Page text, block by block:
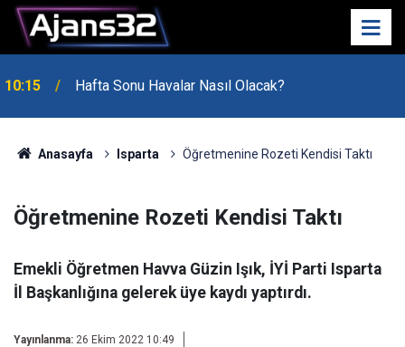
10:15 Hafta Sonu Havalar Nasıl Olacak?
Anasayfa Isparta Öğretmenine Rozeti Kendisi Taktı
Öğretmenine Rozeti Kendisi Taktı
Emekli Öğretmen Havva Güzin Işık, İYİ Parti Isparta
İl Başkanlığına gelerek üye kaydı yaptırdı.
Yayınlanma: 26 Ekim 2022 10:49